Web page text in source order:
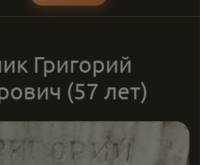
Григорий
(57 лет)